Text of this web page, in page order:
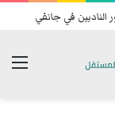
في جانفي